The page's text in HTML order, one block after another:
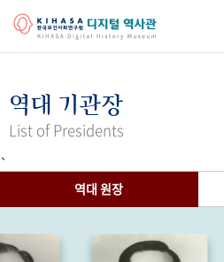
걸어온 길 기관 변천사
연구 역사
정책과 연구 키워드로 보는 연구
역대 기관장
List of Presidents
`
역대 원장